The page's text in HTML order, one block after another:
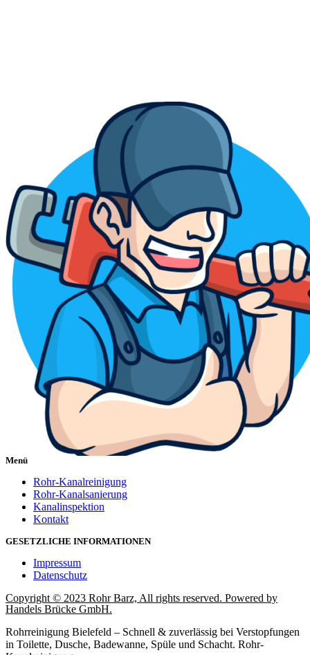
Menü
Rohr-Kanalreinigung
Rohr-Kanalsanierung
Kanalinspektion
Kontakt
GESETZLICHE INFORMATIONEN
Impressum
Datenschutz
Copyright © 2023 Rohr Barz, All rights reserved. Powered by
Handels Brücke GmbH.
Rohrreinigung Bielefeld – Schnell & zuverlässig bei Verstopfungen
in Toilette, Dusche, Badewanne, Spüle und Schacht. Rohr-